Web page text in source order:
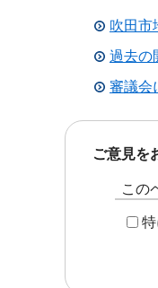
吹田
過去の
審議会
ご意見を
この